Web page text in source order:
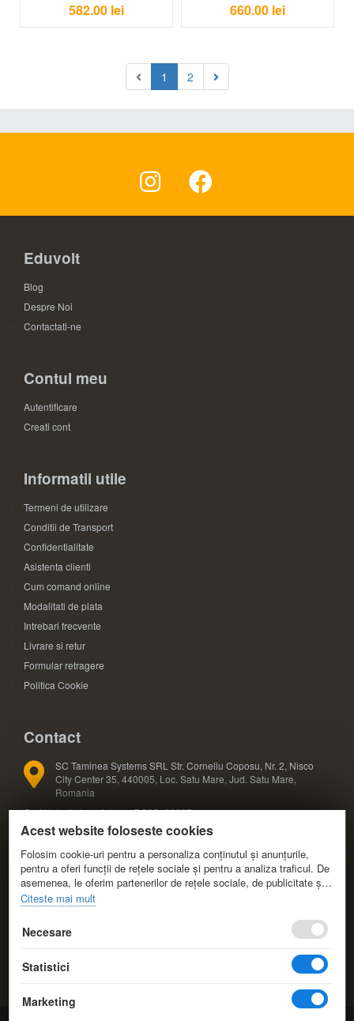
582.00 lei
660.00 lei
1 2
Eduvolt
Blog
Despre Noi
Contactati-ne
Contul meu
Autentificare
Creati cont
Informatii utile
Termeni de utilizare
Conditii de Transport
Confidentialitate
Asistenta clienti
Cum comand online
Modalitati de plata
Intrebari frecvente
Livrare si retur
Formular retragere
Politica Cookie
Contact
SC Taminea Systems SRL Str. Corneliu Coposu, Nr. 2, Nisco
City Center 35, 440005, Loc. Satu Mare, Jud. Satu Mare,
Romania
Cod Unic de Inregistrare: RO33133887
Registrul Comertului: J30/327/2014
COD CAEN: 4791
+40 724 588 425; +40 724 588 424
Acest website foloseste cookies
Folosim cookie-uri pentru a personaliza conținutul și anunțurile,
pentru a oferi funcții de rețele sociale și pentru a analiza traficul. De
asemenea, le oferim partenerilor de rețele sociale, de publicitate și
de analize informații cu privire la modul în care folosiți site-ul nostru.
Aceștia le pot combina cu alte informații oferite de dvs. sau culese
în urma folosirii serviciilor lor.
Citeste mai mult
Necesare
Statistici
Marketing